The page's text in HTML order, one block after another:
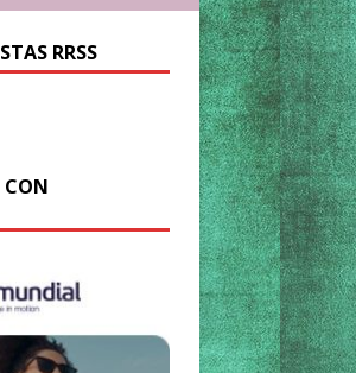
RRSS
CON